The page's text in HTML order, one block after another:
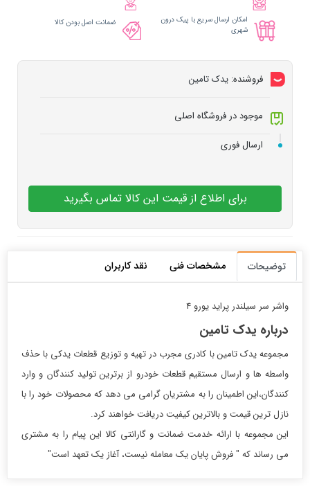
امکان ارسال سریع با پیک درون
شهری
ضمانت اصل بودن کالا
فروشنده: یدک تامین
موجود در فروشگاه اصلی
ارسال فوری
برای اطلاع از قیمت این کالا تماس بگیرید
توضیحات مشخصات فنی نقد کاربران
واشر سر سیلندر پراید یورو 4
درباره یدک تامین
مجموعه یدک تامین با کادری مجرب در تهیه و توزیع قطعات یدکی با حذف
واسطه ها و ارسال مستقیم قطعات خودرو از برترین تولید کنندگان و وارد
کنندگان،این اطمینان را به مشتریان گرامی می دهد که محصولات خود را با
نازل ترین قیمت و بالاترین کیفیت دریافت خواهند کرد.
این مجموعه با ارائه خدمت ضمانت و گارانتی کالا این پیام را به مشتری
می رساند که " فروش پایان یک معامله نیست، آغاز یک تعهد است"